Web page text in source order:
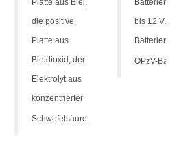
die positive
Platte aus
Bleidioxid, der
Elektrolyt aus
konzentrierter
Schwefelsäure.
bis 12 V,
Batterien
OPzV-